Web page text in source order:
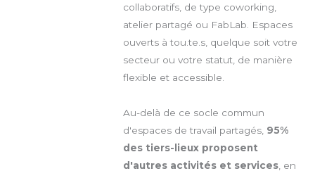
collaboratifs, de type coworking,
atelier partagé ou FabLab. Espaces
ouverts à tou.te.s, quelque soit votre
secteur ou votre statut, de manière
flexible et accessible.
Au-delà de ce socle commun
d'espaces de travail partagés, 95%
des tiers-lieux proposent
d'autres activités et services, en